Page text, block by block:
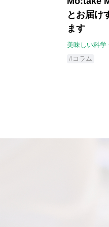
とお届け
ます
美味しい科
#コラム